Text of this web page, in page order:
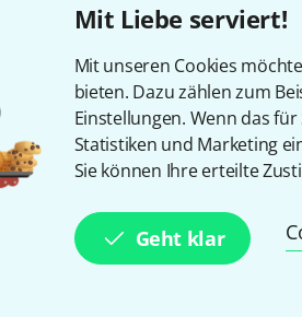
Mit Liebe serviert!
Mit unseren Cookies
bieten. Dazu zählen zum
Einstellungen. Wenn das
Statistiken und Marketing
Sie können Ihre erteilte
Geht klar